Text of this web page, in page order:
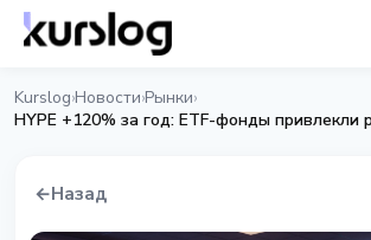
Kurslog›Новости›Рынки›
←Назад